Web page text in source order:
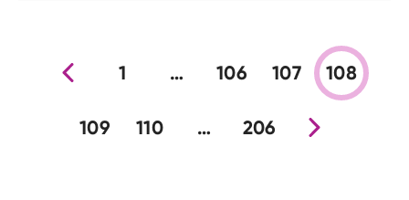
Prejšnja stran
1 … 106 107 108
109 110 … 206Nova stran